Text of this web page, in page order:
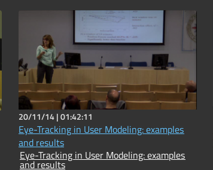
20/11/14 |01:42:11
Eye-Tracking in User Modeling: examples
and results
Eye-Tracking in User Modeling: examples
and results